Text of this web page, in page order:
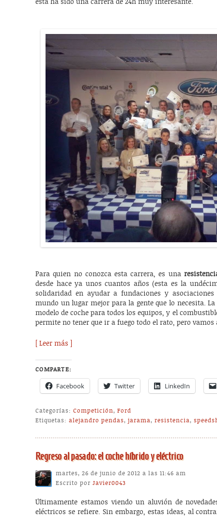
esta ha sido una carrera de 24h muy interesante.
Para quien no conozca esta carrera, es una
desde hace ya unos cuantos años (esta es la
solidaridad en ayudar a fundaciones y
mundo un lugar mejor para la gente que lo necesita.
modelo de coche para todos los equipos, y el
permite no tener que ir a fuego todo el rato, pero vamos
[ Leer más ]
COMPARTE:
Facebook Twitter LinkedIn
Categorías: Competición,Ford
Etiquetas: alejandro pendas,jarama,resistencia,
Regreso al pasado: el coche híbrido y eléctrico
martes, 26 de junio de 2012 a las 11:46 am
Escrito porJavier0043
Últimamente estamos viendo un aluvión de
eléctricos se refiere. Sin embargo, estas ideas, al